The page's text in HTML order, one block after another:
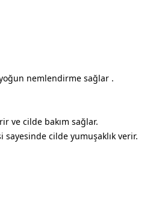
nemlendirme sağlar .
ve cilde bakım sağlar.
sayesinde cilde yumuşaklık verir.